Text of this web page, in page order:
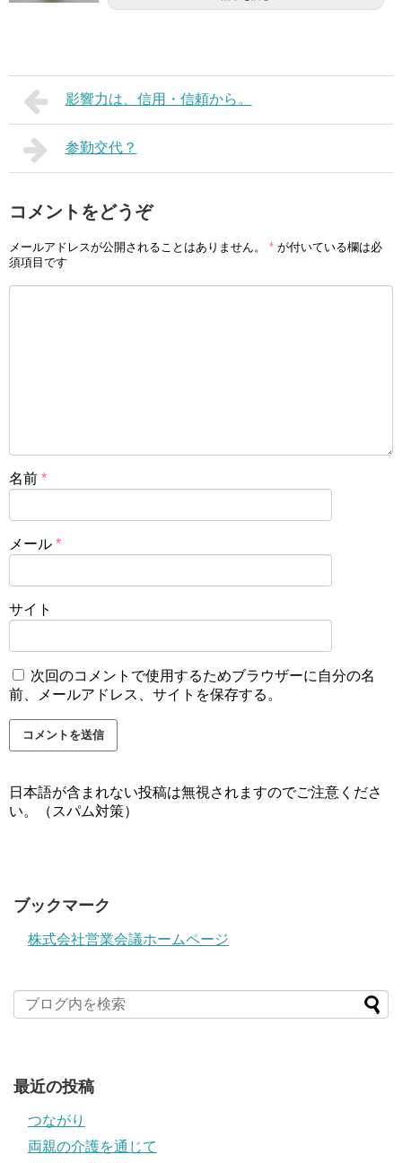
影響力は、信用・信頼から。
参勤交代？
コメントをどうぞ
メールアドレスが公開されることはありません。 * が付いている欄は必
須項目です
名前 *
メール *
サイト
次回のコメントで使用するためブラウザーに自分の名
前、メールアドレス、サイトを保存する。
日本語が含まれない投稿は無視されますのでご注意くださ
い。（スパム対策）
ブックマーク
株式会社営業会議ホームページ
最近の投稿
つながり
両親の介護を通じて